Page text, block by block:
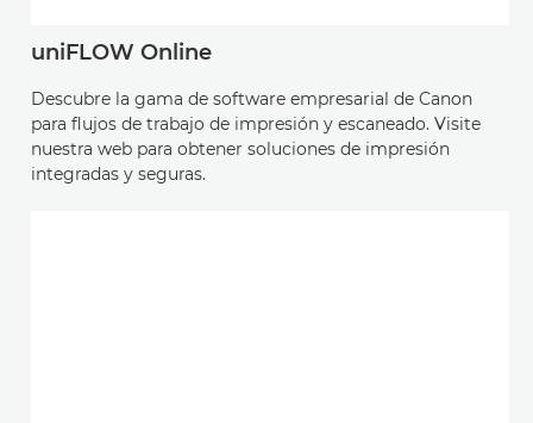
uniFLOW Online
Descubre la gama de software empresarial de Canon
para flujos de trabajo de impresión y escaneado. Visite
nuestra web para obtener soluciones de impresión
integradas y seguras.